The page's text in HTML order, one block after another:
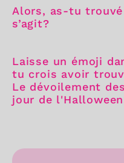
Alors, as-tu
s’agit?
Laisse un émoji
tu crois avoir
Le dévoilement
jour de